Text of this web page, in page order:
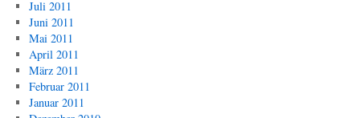
Juli 2011
Juni 2011
Mai 2011
April 2011
März 2011
Februar 2011
Januar 2011